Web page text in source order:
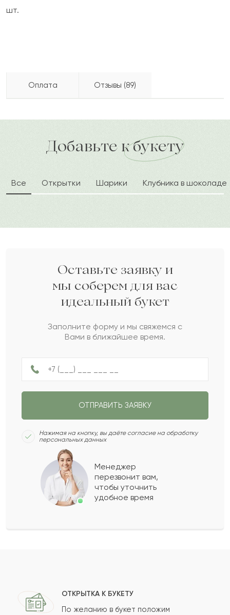
шт.
Оплата Отзывы (89)
доставка по городу в течение часа
Ж 2024-05-07
Жайдар
2024-05-07
И 2024-05-02
Илзе
Д 2024-04-26
Динасий
2024-03-25
Казила
2024-02-09
Алиса
Руфина
Р Рухия
Мухтар
Показать еще
Ваш e-mail
Добавьте к букету
Все Открытки Шарики Клубника в шоколаде
Оставьте заявку и
мы соберем для вас
идеальный букет
Заполните форму и мы свяжемся с
Вами в ближайшее время.
ОТПРАВИТЬ ЗАЯВКУ
Нажимая на кнопку, вы даёте согласие на обработку
персональных данных
Менеджер
перезвонит вам,
чтобы уточнить
удобное время
ОТКРЫТКА К БУКЕТУ
По желанию в букет положим